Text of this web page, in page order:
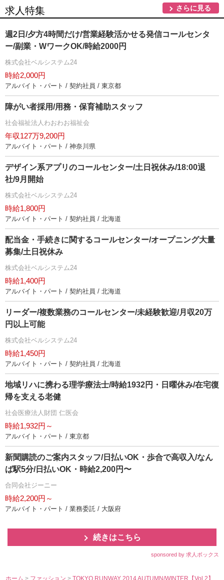
求人特集 さらに見る
週2日/夕方4時間だけ/営業経験活かせる発信コールセンタ
ー/副業・WワークOK/時給2000円
株式会社ベルシステム24
時給2,000円
アルバイト・パート / 契約社員 / 東京都
障がい者採用/用務・保育補助スタッフ
社会福祉法人わおわお福祉会
年収127万9,200円
アルバイト・パート / 神奈川県
デザイン系アプリのコールセンター/土日祝休み/18:00退
社/9月開始
株式会社ベルシステム24
時給1,800円
アルバイト・パート / 契約社員 / 北海道
配当金・手続きに関するコールセンター/オープニング大量
募集/土日祝休み
株式会社ベルシステム24
時給1,400円
アルバイト・パート / 契約社員 / 北海道
リーダー/複数業務のコールセンター/未経験歓迎/月収20万
円以上可能
株式会社ベルシステム24
時給1,450円
アルバイト・パート / 契約社員 / 北海道
地域リハに携わる理学療法士/時給1932円・日曜休み/在宅復
帰を支える老健
社会医療法人財団 仁医会
時給1,932円～
アルバイト・パート / 東京都
新聞購読のご案内スタッフ/日払いOK・歩合で高収入/なん
ば駅5分/日払いOK・時給2,200円〜
合同会社ジーニー
時給2,200円～
アルバイト・パート / 業務委託 / 大阪府
続きはこちら
sponsored by 求人ボックス